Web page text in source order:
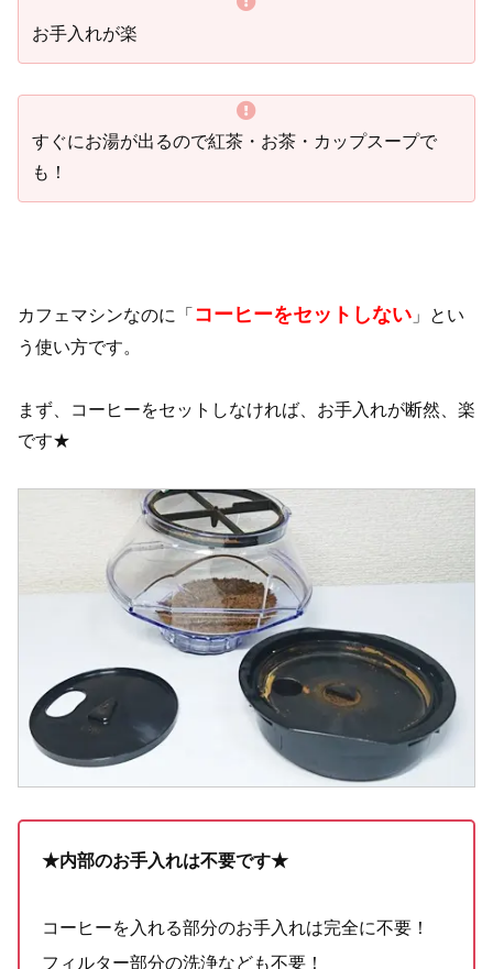
お手入れが楽
すぐにお湯が出るので紅茶・お茶・カップスープで
も！
カフェマシンなのに「 コーヒーをセットしない 」とい
う使い方です。
まず、コーヒーをセットしなければ、お手入れが断然、楽
です★
★内部のお手入れは不要です★
コーヒーを入れる部分のお手入れは完全に不要！
フィルター部分の洗浄なども不要！